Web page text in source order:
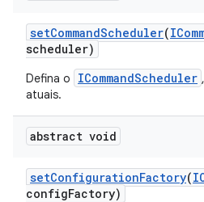
setCommandScheduler(
scheduler)
Defina o ICommandScheduler
atuais.
abstract void
setConfigurationFactory(
configFactory)